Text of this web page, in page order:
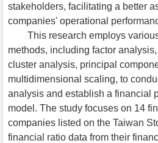
stakeholders, facilitating a better
companies' operational
This research employs various
methods, including factor
cluster analysis, principal
multidimensional scaling, to
analysis and establish a financial
model. The study focuses on 14
companies listed on the Taiwan
financial ratio data from their